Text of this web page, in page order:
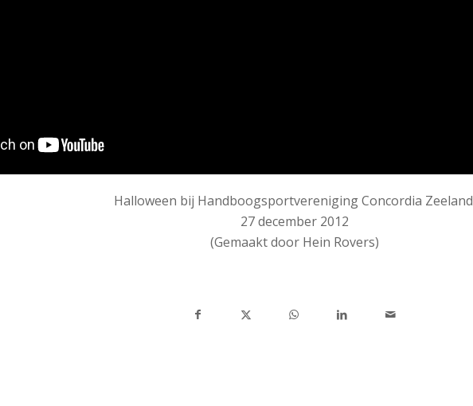
Halloween bij Handboogsportvereniging Concordia
27 december 2012
(Gemaakt door Hein Rovers)